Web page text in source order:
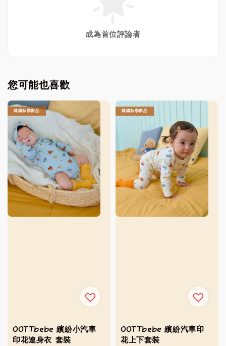
成為首位評論者
您可能也喜歡
韓國秋季新品
OOTTbebe 繽紛小汽車
印花連身衣 套裝
韓國秋季新品
OOTTbebe 繽紛汽車印
花上下套裝